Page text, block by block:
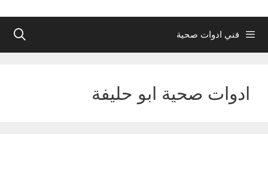
فني ادوات صحية
ادوات صحية ابو حليفة